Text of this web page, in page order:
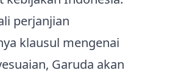
perjanjian
klausul mengenai
Garuda akan